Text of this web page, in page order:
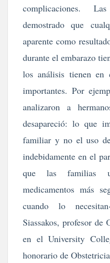
complicaciones.
demostrado que
aparente como
durante el embarazo
los análisis tienen en
importantes. Por
analizaron a
desapareció: lo que
familiar y no el uso
indebidamente en el
que las familias
medicamentos más
cuando lo
Siassakos, profesor de
en el University
honorario de